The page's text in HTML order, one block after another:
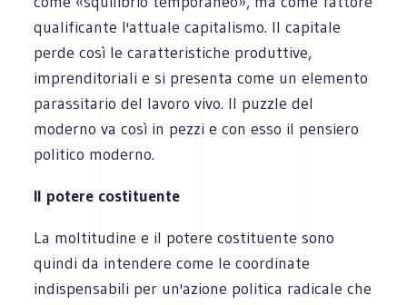
qualificante l'attuale capitalismo. Il capitale
perde così le caratteristiche produttive,
imprenditoriali e si presenta come un elemento
parassitario del lavoro vivo. Il puzzle del
moderno va così in pezzi e con esso il pensiero
politico moderno.
Il potere costituente
La moltitudine e il potere costituente sono
quindi da intendere come le coordinate
indispensabili per un'azione politica radicale che